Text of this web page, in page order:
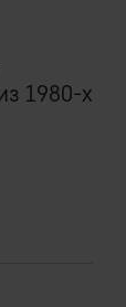
1980-х